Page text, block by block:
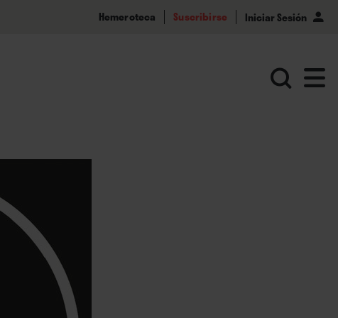
Hemeroteca Suscribirse Iniciar Sesión